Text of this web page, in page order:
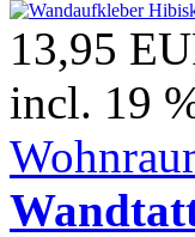
13,95
incl. 19